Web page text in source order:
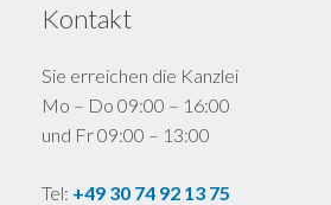
Kontakt
Sie erreichen die Kanzlei
Mo – Do 09:00 – 16:00
und Fr 09:00 – 13:00
Tel: +49 30 74 92 13 75